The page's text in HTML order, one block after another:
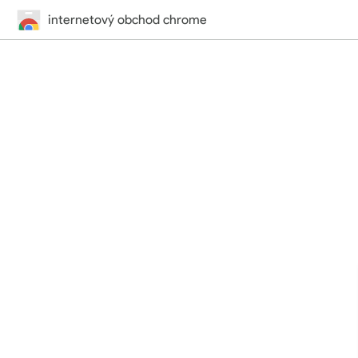
internetový obchod chrome